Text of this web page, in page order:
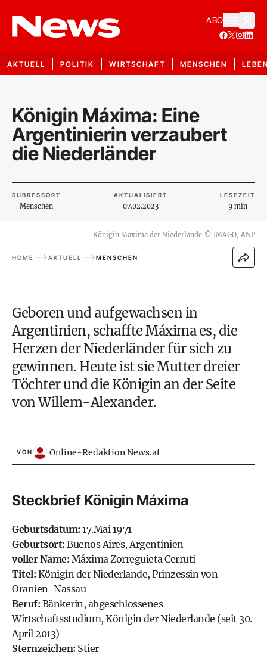
ABO
AKTUELL POLITIK WIRTSCHAFT MENSCHEN
Königin Máxima: Eine
Argentinierin verzaubert
die Niederländer
SUBRESSORT
Menschen
AKTUALISIERT
07.02.2023
LESEZEIT
9 min
Königin Maxima der Niederlande © IMAGO, ANP
HOME AKTUELL MENSCHEN
Geboren und aufgewachsen in
Argentinien, schaffte Máxima es, die
Herzen der Niederländer für sich zu
gewinnen. Heute ist sie Mutter dreier
Töchter und die Königin an der Seite
vonWillem-Alexander.
VON Online-Redaktion News.at
Steckbrief Königin Máxima
Geburtsdatum: 17.Mai 1971
Geburtsort: Buenos Aires, Argentinien
voller Name: Máxima Zorreguieta Cerruti
Titel: Königin der Niederlande, Prinzessin von
Oranien-Nassau
Beruf: Bänkerin, abgeschlossenes
Wirtschaftsstudium, Königin der Niederlande (seit 30.
April 2013)
Sternzeichen: Stier